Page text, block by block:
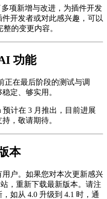
项新增与改进，为插件开发
开发者或对此感兴趣，可以
整的变更内容。
功能
正在最后阶段的测试与调
定、够实用。
预计在 3 月推出，目前进展
，敬请期待。
本
户。如果您对本次更新感兴
，重新下载最新版本。请注
如从 4.0 升级到 4.1 时，通